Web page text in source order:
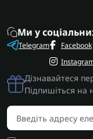
Ми у
Telegram
Facebook
Дізнавайтеся
Підпишіться на